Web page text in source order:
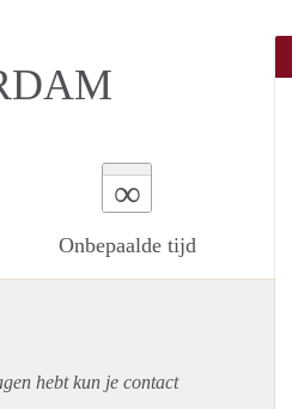
∞
Onbepaalde tijd
hebt kun je contact